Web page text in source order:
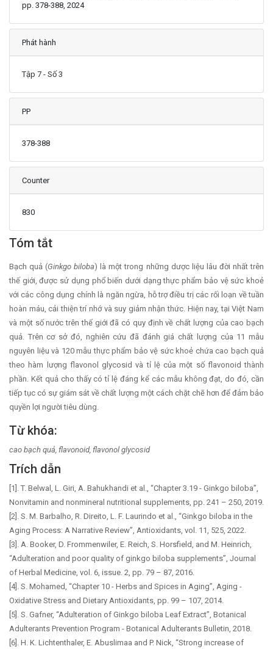
pp. 378-388, 2024
Phát hành
Tập 7 - Số 3
PP
378-388
Counter
830
Main Article Content
Tóm tắt
Bạch quả (Ginkgo biloba) là một trong những dược liệu lâu đời nhất trên
thế giới, được sử dụng phổ biến dưới dạng thực phẩm bảo vệ sức khoẻ
với các công dụng chính là ngăn ngừa, hỗ trợ điều trị các rối loạn về tuần
hoàn máu, cải thiện trí nhớ và suy giảm nhận thức. Hiện nay, tại Việt Nam
và một số nước trên thế giới đã có quy định về chất lượng của cao bạch
quả. Trên cơ sở đó, nghiên cứu đã đánh giá chất lượng của 11 mẫu
nguyên liệu và 120 mẫu thực phẩm bảo vệ sức khoẻ chứa cao bạch quả
theo hàm lượng flavonol glycosid và tỉ lệ của một số flavonoid thành
phần. Kết quả cho thấy có tỉ lệ đáng kể các mẫu không đạt, do đó, cần
tiếp tục có sự giám sát về chất lượng một cách chặt chẽ hơn để đảm bảo
quyền lợi người tiêu dùng.
Từ khóa:
cao bạch quả, flavonoid, flavonol glycosid
Trích dẫn
[1]. T. Belwal, L. Giri, A. Bahukhandi et al., “Chapter 3.19 - Ginkgo biloba”,
Nonvitamin and nonmineral nutritional supplements, pp. 241 – 250, 2019.
[2]. S. M. Barbalho, R. Direito, L. F. Laurindo et al., “Ginkgo biloba in the
Aging Process: A Narrative Review”, Antioxidants, vol. 11, 525, 2022.
[3]. A. Booker, D. Frommenwiler, E. Reich, S. Horsfield, and M. Heinrich,
“Adulteration and poor quality of ginkgo biloba supplements”, Journal
of Herbal Medicine, vol. 6, issue. 2, pp. 79 – 87, 2016.
[4]. S. Mohamed, “Chapter 10 - Herbs and Spices in Aging”, Aging -
Oxidative Stress and Dietary Antioxidants, pp. 99 – 107, 2014.
[5]. S. Gafner, “Adulteration of Ginkgo biloba Leaf Extract”, Botanical
Adulterants Prevention Program - Botanical Adulterants Bulletin, 2018.
[6]. H. K. Lichtenthaler, E. Abuslimaa and P. Nick, “Strong increase of